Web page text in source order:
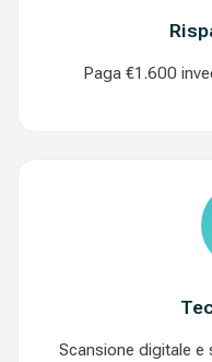
Paga €1.600
Scansione digitale e